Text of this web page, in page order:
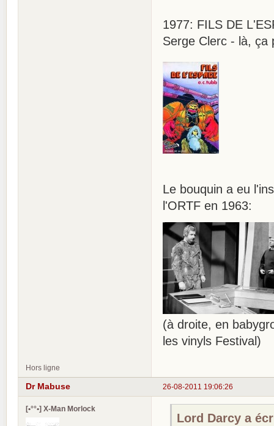
1977: FILS DE
Serge Clerc - là, ça
Le bouquin a eu
l'ORTF en 1963:
(à droite, en
les vinyls Festival)
Hors ligne
26-08-2011 19:06:26
Dr Mabuse
[•°°•] X-Man Morlock
Lord Darcy a